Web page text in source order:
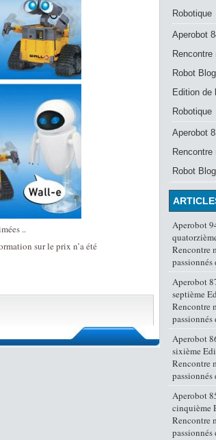
..
sur le prix n’a été
Robotique
Aperobot
Rencontre
Robot Blog
Edition de
Robotique
Aperobot
Rencontre
Robot Blog
Aperobot
Rencontre
Aperobot
septième
Rencontre
Aperobot
sixième
Rencontre
Aperobot
cinquième
Rencontre